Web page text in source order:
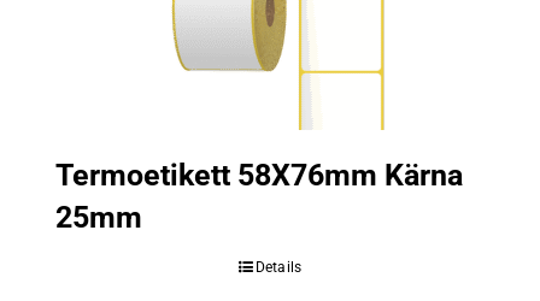
Termoetikett 58X76mm Kärna
25mm
Details